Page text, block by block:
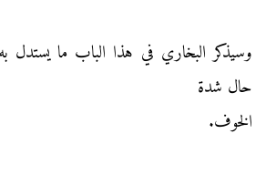
وسيذكر البخاري في هذا الباب ما يستدل
حال شدة
الخوف.